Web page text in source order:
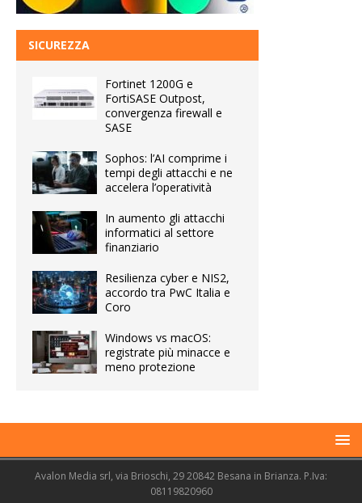
SICUREZZA
Fortinet 1200G e
FortiSASE Outpost,
convergenza firewall e
SASE
Sophos: l’AI comprime i
tempi degli attacchi e ne
accelera l’operatività
In aumento gli attacchi
informatici al settore
finanziario
Resilienza cyber e NIS2,
accordo tra PwC Italia e
Coro
Windows vs macOS:
registrate più minacce e
meno protezione
Avalon Media srl, via Brioschi, 29 20842 Besana in Brianza. P.Iva:
08119820960